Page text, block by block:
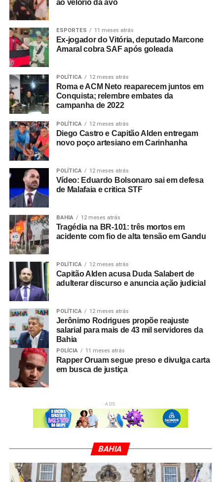
ao velório da avó
ESPORTES 11 meses atrás
Ex-jogador do Vitória, deputado Marcone
Amaral cobra SAF após goleada
POLÍTICA 12 meses atrás
Roma e ACM Neto reaparecem juntos em
Conquista; relembre embates da
campanha de 2022
POLÍTICA 12 meses atrás
Diego Castro e Capitão Alden entregam
novo poço artesiano em Carinhanha
POLÍTICA 12 meses atrás
Vídeo: Eduardo Bolsonaro sai em defesa
de Malafaia e critica STF
BAHIA 12 meses atrás
Tragédia na BR-101: três mortos em
acidente com fio de alta tensão em Gandu
POLÍTICA 12 meses atrás
Capitão Alden acusa Duda Salabert de
adulterar discurso e anuncia ação judicial
POLÍTICA 12 meses atrás
Jerônimo Rodrigues propõe reajuste
salarial para mais de 43 mil servidores da
Bahia
POLÍCIA 11 meses atrás
Rapper Oruam segue preso e divulga carta
em busca de justiça
ADS
BAHIA